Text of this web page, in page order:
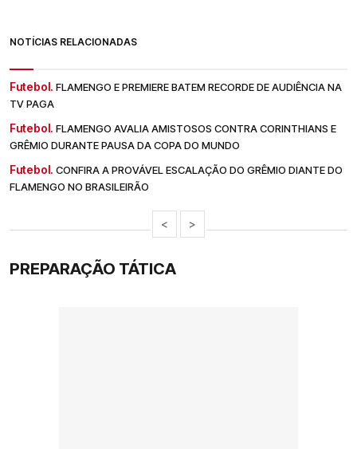
NOTÍCIAS RELACIONADAS
Futebol. FLAMENGO E PREMIERE BATEM RECORDE DE AUDIÊNCIA NA
TV PAGA
Futebol. FLAMENGO AVALIA AMISTOSOS CONTRA CORINTHIANS E
GRÊMIO DURANTE PAUSA DA COPA DO MUNDO
Futebol. CONFIRA A PROVÁVEL ESCALAÇÃO DO GRÊMIO DIANTE DO
FLAMENGO NO BRASILEIRÃO
< >
PREPARAÇÃO TÁTICA